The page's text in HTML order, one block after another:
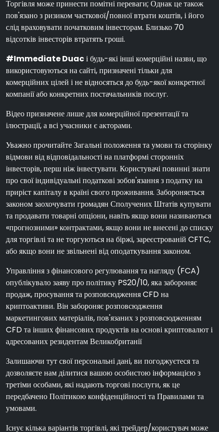
Торгівля може принести помітні переваги; Однак це також
пов'язано з ризиком часткової/повної втрати коштів, і його
слід враховувати початковим інвесторам. Близько 70
відсотків інвесторів втратять гроші.
#Immediate Duacі будь-які інші комерційні назви, що
використовуються на сайті, призначені тільки для
комерційних цілей і не відносяться до будь-якої конкретної
компанії або конкретних постачальників послуг.
Відео призначене лише для комерційної презентації та
ілюстрації, а всі учасники є акторами.
Уважно прочитайте Загальні положення та умови та сторінку
відмови від відповідальності на платформі сторонніх
інвесторів, перш ніж інвестувати. Користувачі повинні знати
про свої індивідуальні податкові зобов'язання з податку на
приріст капіталу в країні свого проживання. Забороняється
законом заохочувати громадян Сполучених Штатів купувати
та продавати товарні опціони, навіть якщо вони називаються
«прогнозними» контрактами, якщо вони не внесені до списку
для торгівлі та не торгуються на біржі, зареєстрованій CFTC,
або якщо вони не звільнені від оподаткування законом.
Управління з фінансового регулювання та нагляду (FCA)
опублікувало заяву про політику PS20/10, яка забороняє
продаж, просування та розповсюдження CFD на
криптоактиви. Він забороняє розповсюдження
маркетингових матеріалів, пов'язаних з розповсюдженням
CFD та інших фінансових продуктів на основі криптовалют і
адресованих резидентам Великобританії
Залишаючи тут свої персональні дані, ви погоджуєтеся та
дозволяєте нам ділитися вашою особистою інформацією з
третіми особами, які надають торгові послуги, як це
передбачено Політикою конфіденційності та Правилами та
умовами.
Існує кілька варіантів торгівлі, які трейдер/користувач може